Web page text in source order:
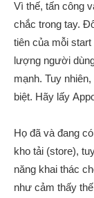
Vì thế, tấn công
chắc trong tay.
tiên của mỗi
lượng người
mạnh. Tuy
biệt. Hãy lấy
Họ đã và đang
kho tải (store),
năng khai thác
như cảm thấy